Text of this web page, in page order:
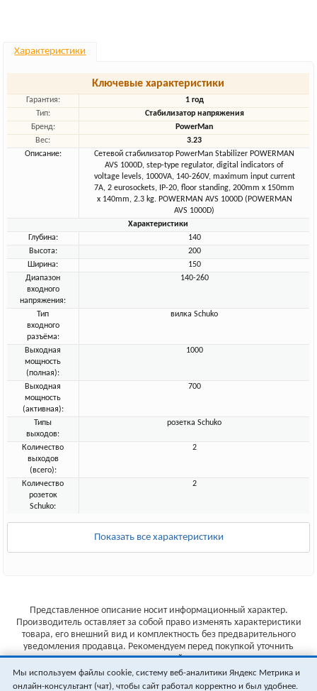
Характеристики
Ключевые характеристики
Гарантия:
1 год
Тип:
Стабилизатор напряжения
Бренд:
PowerMan
Вес:
3.23
Описание:
Сетевой стабилизатор PowerMan Stabilizer POWERMAN
AVS 1000D, step-type regulator, digital indicators of
voltage levels, 1000VA, 140-260V, maximum input current
7A, 2 eurosockets, IP-20, floor standing, 200mm x 150mm
x 140mm, 2.3 kg. POWERMAN AVS 1000D (POWERMAN
AVS 1000D)
Характеристики
Глубина:
140
Высота:
200
Ширина:
150
Диапазон
входного
напряжения:
140-260
Тип
входного
разъёма:
вилка Schuko
Выходная
мощность
(полная):
1000
Выходная
мощность
(активная):
700
Типы
выходов:
розетка Schuko
Количество
выходов
(всего):
2
Количество
розеток
Schuko:
2
Показать все характеристики
Представленное описание носит информационный характер.
Производитель оставляет за собой право изменять характеристики
товара, его внешний вид и комплектность без предварительного
уведомления продавца. Рекомендуем перед покупкой уточнить
характеристики товара на сайте производителя.
Указанные цены не являются публичной офертой (ст.435 ГК РФ).
Мы используем файлы cookie, систему веб-аналитики Яндекс Метрика и
онлайн-консультант (чат), чтобы сайт работал корректно и был удобнее.